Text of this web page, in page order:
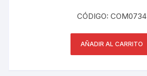
CÓDIGO: COM0734
AÑADIR AL CARRITO